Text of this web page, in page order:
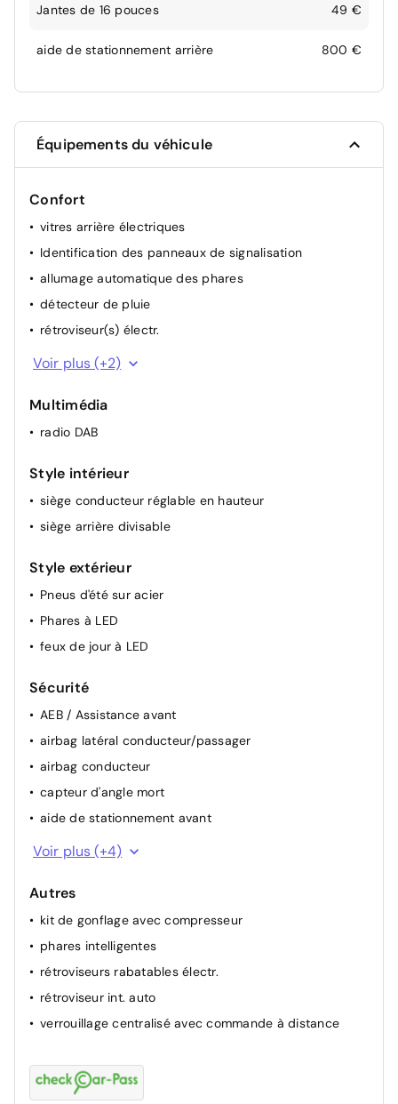
Jantes de 16 pouces 49 €
aide de stationnement arrière 800 €
Équipements du véhicule
Confort
vitres arrière électriques
Identification des panneaux de signalisation
allumage automatique des phares
détecteur de pluie
rétroviseur(s) électr.
régulateur de vitesse
Voir plus (+2)
Multimédia
radio DAB
Style intérieur
siège conducteur réglable en hauteur
siège arrière divisable
Style extérieur
Pneus d'été sur acier
Phares à LED
feux de jour à LED
Sécurité
AEB / Assistance avant
airbag latéral conducteur/passager
airbag conducteur
capteur d'angle mort
aide de stationnement avant
alerte franchissement de ligne
camera de recul
airbag passager
Voir plus (+4)
Autres
kit de gonflage avec compresseur
phares intelligentes
rétroviseurs rabatables électr.
rétroviseur int. auto
verrouillage centralisé avec commande à distance